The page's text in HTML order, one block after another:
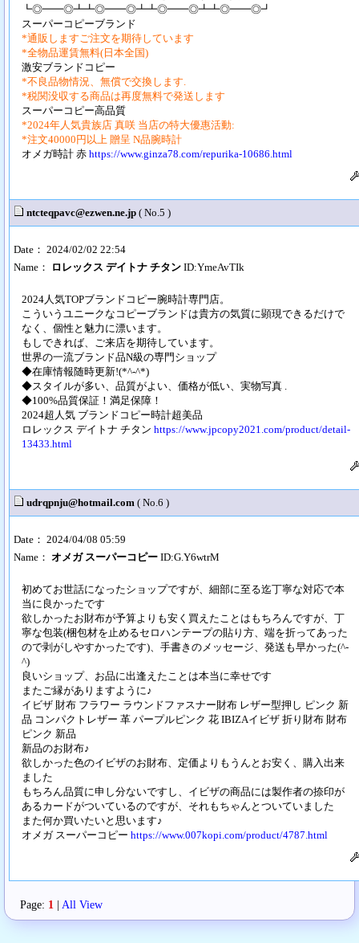
┗◎━━◎┻┻◎━━◎┻┻◎━━◎┻┻◎━━◎┛
スーパーコピーブランド
*通販しますご注文を期待しています
*全物品運賃無料(日本全国)
激安ブランドコピー
*不良品物情況、無償で交換します.
*税関没収する商品は再度無料で発送します
スーパーコピー高品質
*2024年人気貴族店 真咲 当店の特大優惠活動:
*注文40000円以上 贈呈 N品腕時計
オメガ時計 赤https://www.ginza78.com/repurika-10686.html
ntcteqpavc@ezwen.ne.jp ( No.5 )
Date： 2024/02/02 22:54
Name：
ロレックス デイトナ チタン ID:YmeAvTIk
2024人気TOPブランドコピー腕時計専門店。
こういうユニークなコピーブランドは貴方の気質に顕現できるだけで
なく、個性と魅力に漂います。
もしできれば、ご来店を期待しています。
世界の一流ブランド品N級の専門ショップ
◆在庫情報随時更新!(*^-^*)
◆スタイルが多い、品質がよい、価格が低い、実物写真 .
◆100%品質保証！満足保障！
2024超人気 ブランドコピー時計超美品
ロレックス デイトナ チタンhttps://www.jpcopy2021.com/product/detail-
13433.html
udrqpnju@hotmail.com ( No.6 )
Date： 2024/04/08 05:59
Name：オメガ スーパーコピー ID:G.Y6wtrM
初めてお世話になったショップですが、細部に至る迄丁寧な対応で本
当に良かったです
欲しかったお財布が予算よりも安く買えたことはもちろんですが、丁
寧な包装(梱包材を止めるセロハンテープの貼り方、端を折ってあった
ので剥がしやすかったです)、手書きのメッセージ、発送も早かった(^-
^)
良いショップ、お品に出逢えたことは本当に幸せです
またご縁がありますように♪
イビザ 財布 フラワー ラウンドファスナー財布 レザー型押し ピンク 新
品 コンパクトレザー 革 パープルピンク 花 IBIZAイビザ 折り財布 財布
ピンク 新品
新品のお財布♪
欲しかった色のイビザのお財布、定価よりもうんとお安く、購入出来
ました
もちろん品質に申し分ないですし、イビザの商品には製作者の捺印が
あるカードがついているのですが、それもちゃんとついていました
また何か買いたいと思います♪
オメガ スーパーコピーhttps://www.007kopi.com/product/4787.html
Page: 1 | All View